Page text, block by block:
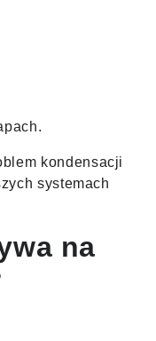
kondensacji
systemach
na